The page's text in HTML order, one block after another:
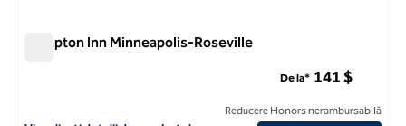
Hampton Inn Minneapolis-Roseville
De la* 141 $
Reducere Honors nerambursabilă